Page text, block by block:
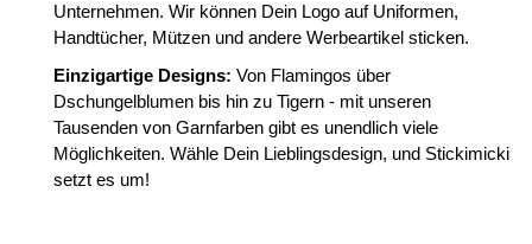
Unternehmen. Wir können Dein Logo auf Uniformen,
Handtücher, Mützen und andere Werbeartikel sticken.
Einzigartige Designs: Von Flamingos über
Dschungelblumen bis hin zu Tigern - mit unseren
Tausenden von Garnfarben gibt es unendlich viele
Möglichkeiten. Wähle Dein Lieblingsdesign, und Stickimicki
setzt es um!